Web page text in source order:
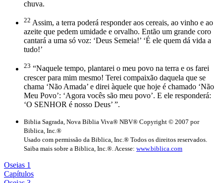
chuva.
22 Assim, a terra poderá responder aos cereais, ao vinho e ao
azeite que pedem umidade e orvalho. Então um grande coro
cantará a uma só voz: ‘Deus Semeia!’ ‘É ele quem dá vida a
tudo!’
23 “Naquele tempo, plantarei o meu povo na terra e os farei
crescer para mim mesmo! Terei compaixão daquela que se
chama ‘Não Amada’ e direi àquele que hoje é chamado ‘Não
Meu Povo’: ‘Agora vocês são meu povo’. E ele responderá:
‘O SENHOR é nosso Deus’ ”.
Biblia Sagrada, Nova Bíblia Viva® NBV® Copyright © 2007 por
Biblica, Inc.®
Usado com permissão da Biblica, Inc.® Todos os direitos reservados.
Saiba mais sobre a Biblica, Inc.®. Acesse: www.biblica.com
Oseias 1
Capítulos